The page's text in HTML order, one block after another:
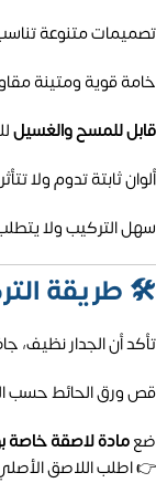
تصميمات متنوعة
خامة قوية ومتينة
قابل للمسح والغسيل
ألوان ثابتة تدوم ولا
سهل التركيب ولا
🛠️ طريقة
تأكد أن الجدار
قص ورق الحائط حسب
ضعمادة لاصقة خاصة
👉 اطلب اللاصق الأصلي